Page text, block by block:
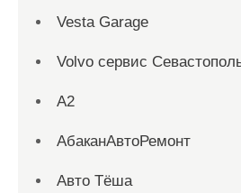
Vesta Garage
Volvo сервис
А2
АбаканАвтоРемонт
Авто Тёша